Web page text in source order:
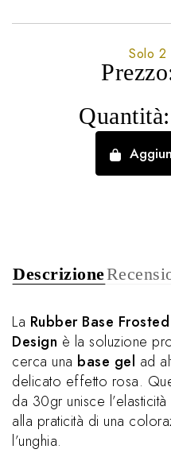
Solo 2
Quantità:
Descrizione
La Rubber Base
Design è la soluzione
cerca una base gel ad
delicato effetto rosa.
da 30gr unisce
alla praticità di una
l’unghia.